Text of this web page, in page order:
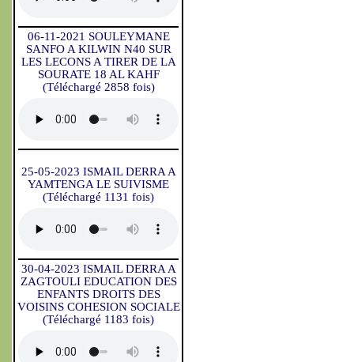
06-11-2021 SOULEYMANE
SANFO A KILWIN N40 SUR
LES LECONS A TIRER DE LA
SOURATE 18 AL KAHF
(Téléchargé 2858 fois)
25-05-2023 ISMAIL DERRA A
YAMTENGA LE SUIVISME
(Téléchargé 1131 fois)
30-04-2023 ISMAIL DERRA A
ZAGTOULI EDUCATION DES
ENFANTS DROITS DES
VOISINS COHESION SOCIALE
(Téléchargé 1183 fois)